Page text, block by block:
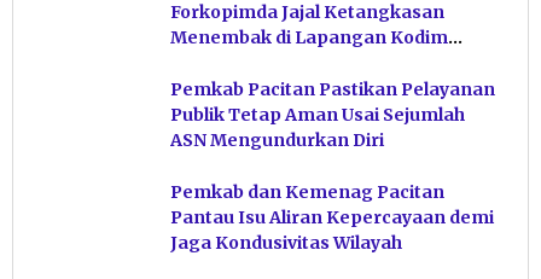
Forkopimda Jajal Ketangkasan
Menembak di Lapangan Kodim
Pemkab Pacitan Pastikan Pelayanan
Publik Tetap Aman Usai Sejumlah
ASN Mengundurkan Diri
Pemkab dan Kemenag Pacitan
Pantau Isu Aliran Kepercayaan demi
Jaga Kondusivitas Wilayah